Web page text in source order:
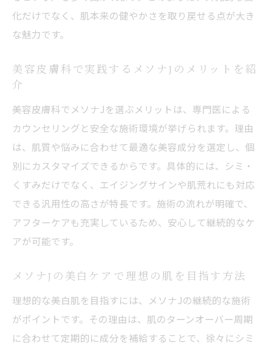
口コミで話題の美容皮膚科メソナJの魅力
実際の声から知るメソナJの美白効果
析
験
メソナJのデメリットや注意点をチェック
美容皮膚科で知っておきたいメソナJの注意
点
メソナJのデメリットと対策方法を詳しく解
説
美容皮膚科メソナJ施術で注意するポイント
メソナJの効果が出にくい場合の原因とは
施術前に知るべき美容皮膚科メソナJの落と
化だけでなく、肌本来の健やかさを取り戻せる点が大き
な魅力です。
美容皮膚科で実践するメソナJのメリットを紹
介
美容皮膚科でメソナJを選ぶメリットは、専門医による
カウンセリングと安全な施術環境が挙げられます。理由
は、肌質や悩みに合わせて最適な美容成分を選定し、個
別にカスタマイズできるからです。具体的には、シミ・
くすみだけでなく、エイジングサインや肌荒れにも対応
できる汎用性の高さが特長です。施術の流れが明確で、
アフターケアも充実しているため、安心して継続的なケ
アが可能です。
メソナJの美白ケアで理想の肌を目指す方法
理想的な美白肌を目指すには、メソナJの継続的な施術
がポイントです。その理由は、肌のターンオーバー周期
に合わせて定期的に成分を補給することで、徐々にシミ